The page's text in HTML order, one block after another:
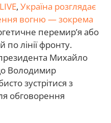
, Україна розглядає
вогню — зокрема
перемир’я або
лінії фронту.
Михайло
Володимир
зустрітися з
обговорення